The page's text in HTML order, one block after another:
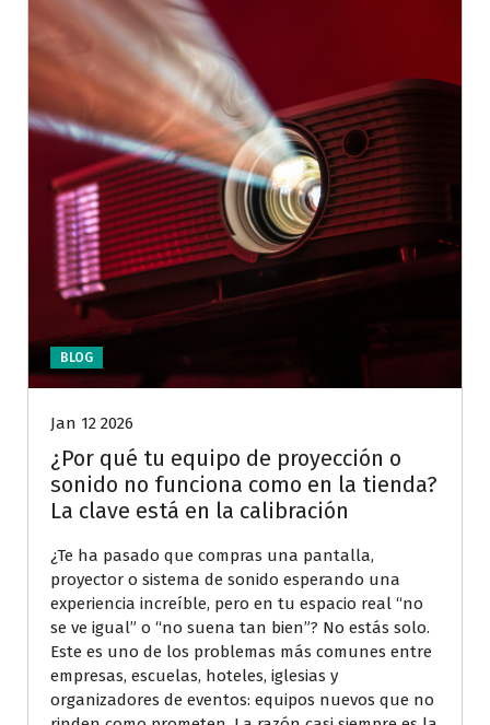
BLOG
Jan 12 2026
¿Por qué tu equipo de proyección o
sonido no funciona como en la tienda?
La clave está en la calibración
¿Te ha pasado que compras una pantalla,
proyector o sistema de sonido esperando una
experiencia increíble, pero en tu espacio real “no
se ve igual” o “no suena tan bien”? No estás solo.
Este es uno de los problemas más comunes entre
empresas, escuelas, hoteles, iglesias y
organizadores de eventos: equipos nuevos que no